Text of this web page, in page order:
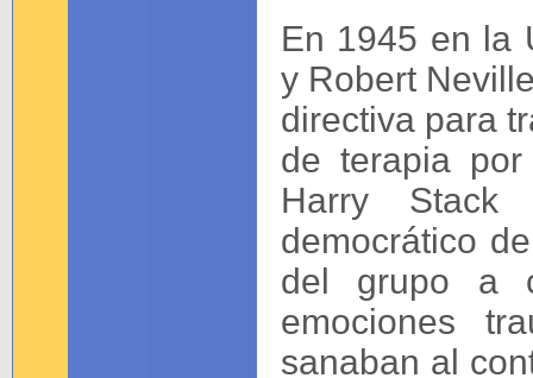
En 1945 en la
y Robert
directiva para
de terapia
Harry Stack
democrático
del grupo a
emociones
sanaban al